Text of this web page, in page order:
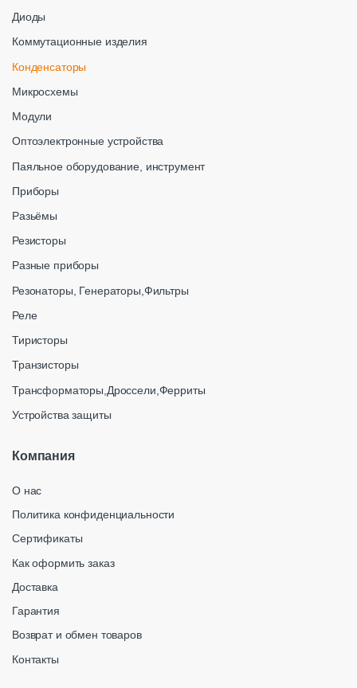
Диоды
Коммутационные изделия
Конденсаторы
Микросхемы
Модули
Оптоэлектронные устройства
Паяльное оборудование, инструмент
Приборы
Разьёмы
Резисторы
Разные приборы
Резонаторы, Генераторы,Фильтры
Реле
Тиристоры
Транзисторы
Трансформаторы,Дроссели,Ферриты
Устройства защиты
Компания
О нас
Политика конфиденциальности
Сертификаты
Как оформить заказ
Доставка
Гарантия
Возврат и обмен товаров
Контакты